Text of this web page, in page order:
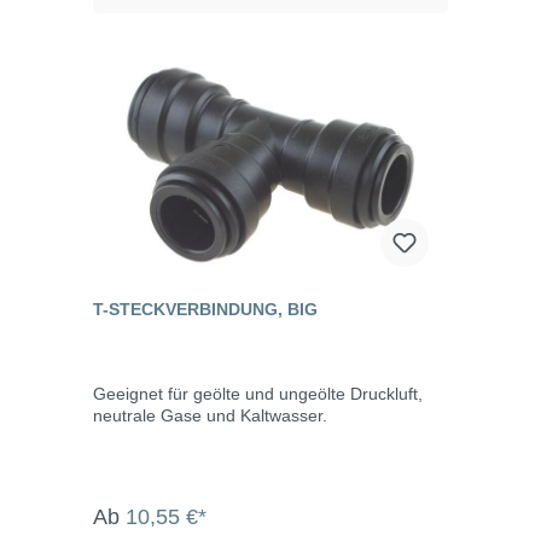
T-STECKVERBINDUNG, BIG
Geeignet für geölte und ungeölte Druckluft,
neutrale Gase und Kaltwasser.
Ab 10,55 €*